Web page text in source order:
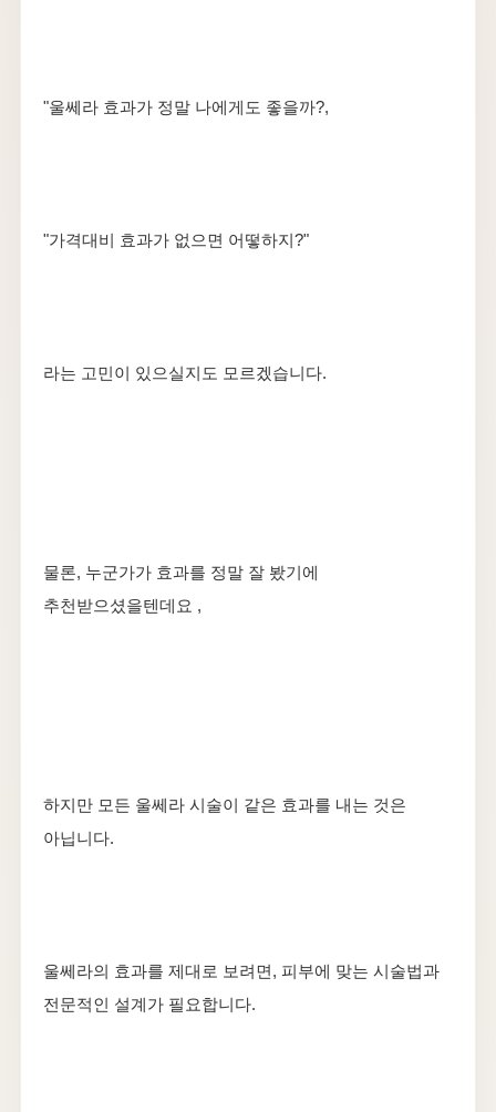
"울쎄라 효과가 정말 나에게도 좋을까?,
"가격대비 효과가 없으면 어떻하지?"
라는 고민이 있으실지도 모르겠습니다.
물론, 누군가가 효과를 정말 잘 봤기에
추천받으셨을텐데요 ,
하지만 모든 울쎄라 시술이 같은 효과를 내는 것은
아닙니다.
울쎄라의 효과를 제대로 보려면, 피부에 맞는 시술법과
전문적인 설계가 필요합니다.